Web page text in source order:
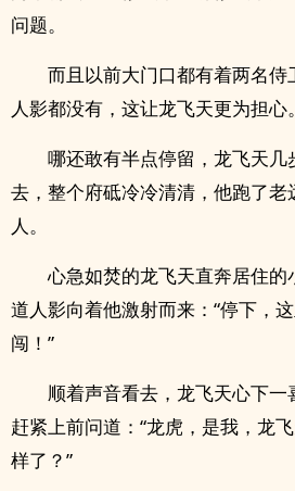
问题。
而且以前大门口都有着两名
人影都没有，这让龙飞天更为担心。
哪还敢有半点停留，龙飞天
去，整个府砥冷冷清清，他跑了老
人。
心急如焚的龙飞天直奔居住
道人影向着他激射而来：“停下，
闯！”
顺着声音看去，龙飞天心下一
赶紧上前问道：“龙虎，是我，龙
样了？”